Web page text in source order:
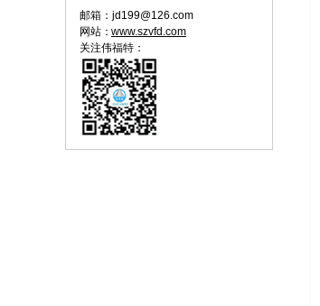
邮箱：jd199@126.com
关注伟福特：
www.szvfd.com
网站：